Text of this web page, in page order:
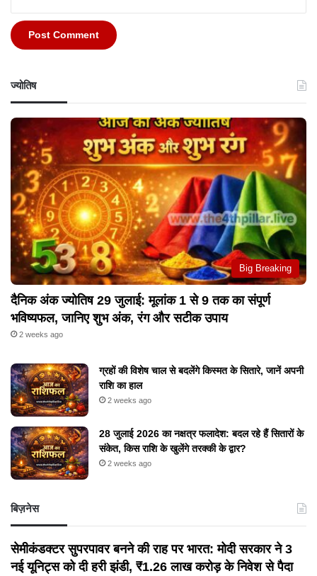
ज्योतिष
Big Breaking
दैनिक अंक ज्योतिष 29 जुलाई: मूलांक 1 से 9 तक का संपूर्ण
भविष्यफल, जानिए शुभ अंक, रंग और सटीक उपाय
2 weeks ago
ग्रहों की विशेष चाल से बदलेंगे किस्मत के सितारे, जानें अपनी
राशि का हाल
2 weeks ago
28 जुलाई 2026 का नक्षत्र फलादेश: बदल रहे हैं सितारों के
संकेत, किस राशि के खुलेंगे तरक्की के द्वार?
2 weeks ago
बिज़नेस
सेमीकंडक्टर सुपरपावर बनने की राह पर भारत: मोदी सरकार ने 3
नई यूनिट्स को दी हरी झंडी, ₹1.26 लाख करोड़ के निवेश से पैदा